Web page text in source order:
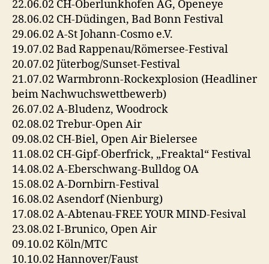
22.06.02 CH-Oberlunkhofen AG, Openeye
28.06.02 CH-Düdingen, Bad Bonn Festival
29.06.02 A-St Johann-Cosmo e.V.
19.07.02 Bad Rappenau/Römersee-Festival
20.07.02 Jüterbog/Sunset-Festival
21.07.02 Warmbronn-Rockexplosion (Headliner
beim Nachwuchswettbewerb)
26.07.02 A-Bludenz, Woodrock
02.08.02 Trebur-Open Air
09.08.02 CH-Biel, Open Air Bielersee
11.08.02 CH-Gipf-Oberfrick, „Freaktal“ Festival
14.08.02 A-Eberschwang-Bulldog OA
15.08.02 A-Dornbirn-Festival
16.08.02 Asendorf (Nienburg)
17.08.02 A-Abtenau-FREE YOUR MIND-Fesival
23.08.02 I-Brunico, Open Air
09.10.02 Köln/MTC
10.10.02 Hannover/Faust